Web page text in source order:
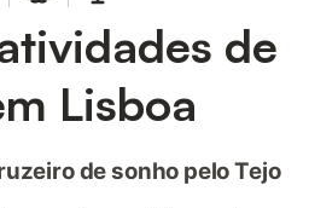
de
Lisboa
de sonho pelo Tejo